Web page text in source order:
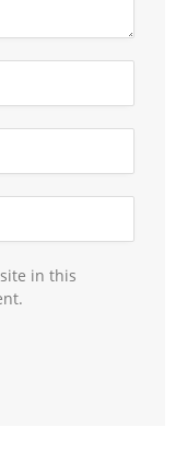
in this